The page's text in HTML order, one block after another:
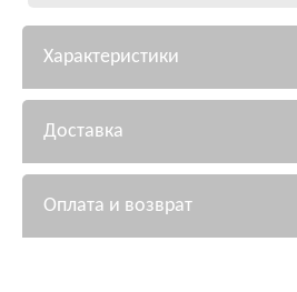
Характеристики
Доставка
Оплата и возврат